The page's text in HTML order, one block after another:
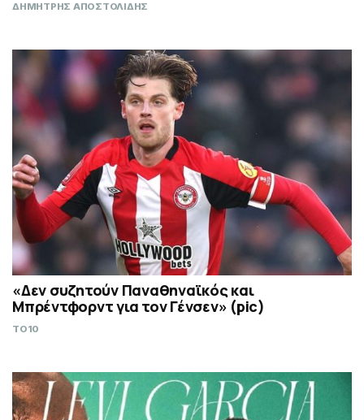
ΔΗΜΗΤΡΗΣ ΑΠΟΣΤΟΛΙΔΗΣ
«Δεν συζητούν Παναθηναϊκός και
Μπρέντφορντ για τον Γένσεν» (pic)
TO10